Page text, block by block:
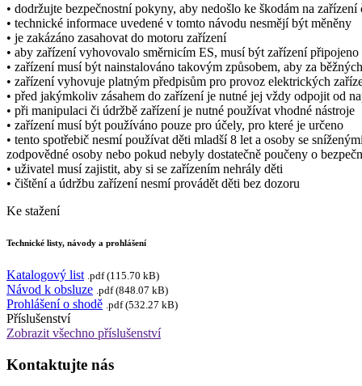
• dodržujte bezpečnostní pokyny, aby nedošlo ke škodám na zařízení
• technické informace uvedené v tomto návodu nesmějí být měněny
• je zakázáno zasahovat do motoru zařízení
• aby zařízení vyhovovalo směrnicím ES, musí být zařízení
• zařízení musí být nainstalováno takovým způsobem, aby za
• zařízení vyhovuje platným předpisům pro provoz elektrických
• před jakýmkoliv zásahem do zařízení je nutné jej vždy odpojit od
• při manipulaci či údržbě zařízení je nutné používat vhodné nástroje
• zařízení musí být používáno pouze pro účely, pro které je určeno
• tento spotřebič nesmí používat děti mladší 8 let a osoby se
zodpovědné osoby nebo pokud nebyly dostatečně poučeny o
• uživatel musí zajistit, aby si se zařízením nehrály děti
• čištění a údržbu zařízení nesmí provádět děti bez dozoru
Ke stažení
Technické listy, návody a prohlášení
Katalogový list .pdf (115.70 kB)
Návod k obsluze .pdf (848.07 kB)
Prohlášení o shodě .pdf (532.27 kB)
Příslušenství
Zobrazit všechno příslušenství
Kontaktujte nás